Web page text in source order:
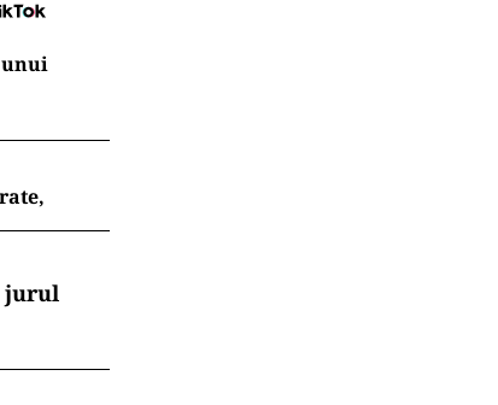
unui
jurul